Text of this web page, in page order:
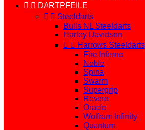
  DARTPFEILE
  Steeldarts
Bulls NL Steeldarts
Harley Davidson
  Harrows Steeldarts
Fire Inferno
Noble
Spina
Swarm
Supergrip
Revere
Oracle
Wolfram Infinity
Quantum